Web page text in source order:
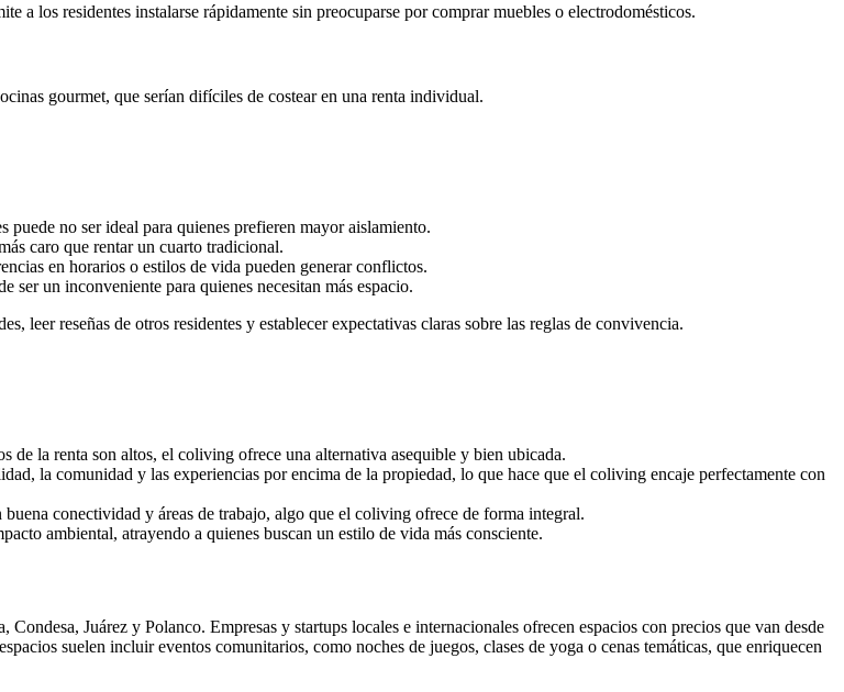
a los residentes instalarse rápidamente sin preocuparse por comprar muebles o electrodomésticos.
gourmet, que serían difíciles de costear en una renta individual.
no ser ideal para quienes prefieren mayor aislamiento.
caro que rentar un cuarto tradicional.
en horarios o estilos de vida pueden generar conflictos.
ser un inconveniente para quienes necesitan más espacio.
leer reseñas de otros residentes y establecer expectativas claras sobre las reglas de convivencia.
de la renta son altos, el coliving ofrece una alternativa asequible y bien ubicada.
la comunidad y las experiencias por encima de la propiedad, lo que hace que el coliving encaje perfectamente con
conectividad y áreas de trabajo, algo que el coliving ofrece de forma integral.
ambiental, atrayendo a quienes buscan un estilo de vida más consciente.
Juárez y Polanco. Empresas y startups locales e internacionales ofrecen espacios con precios que van desde
suelen incluir eventos comunitarios, como noches de juegos, clases de yoga o cenas temáticas, que enriquecen